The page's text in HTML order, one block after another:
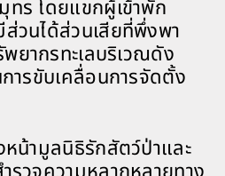
ร โดยแขกผู้เข้าพัก
วนได้ส่วนเสียที่พึ่งพา
ากรทะเลบริเวณดัง
ารขับเคลื่อนการจัดตั้ง
หน้ามูลนิธิรักสัตว์ป่าและ